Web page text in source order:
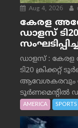
Aug 4, 2026
കേരള
ഡാളസ്
ഡാളസ് :
ടി20 ക്രിക്കറ്റ്
ആവേശകരവും
ടൂർണമെന്റിൽ
AMERICA SPORTS